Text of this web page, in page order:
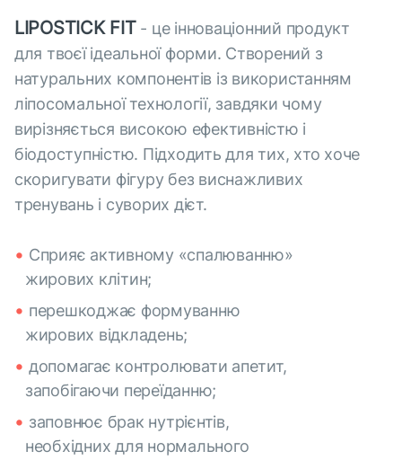
LIPOSTICK FIT- це iнноваціонний продукт
для твоєї ідеальної форми. Створений з
натуральних компонентів із використанням
ліпосомальної технології, завдяки чому
вирізняється високою ефективністю і
біодоступністю. Підходить для тих, хто хоче
скоригувати фігуру без виснажливих
тренувань і суворих дієт.
Cприяє активному «спалюванню»
жирових клітин;
перешкоджає формуванню
жирових відкладень;
допомагає контролювати апетит,
запобігаючи переїданню;
заповнює брак нутрієнтів,
необхідних для нормального